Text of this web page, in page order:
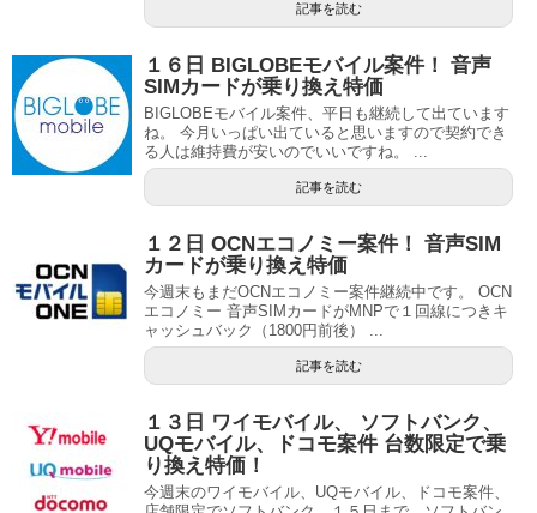
記事を読む
１６日 BIGLOBEモバイル案件！ 音声
SIMカードが乗り換え特価
BIGLOBEモバイル案件、平日も継続して出ています
ね。 今月いっぱい出ていると思いますので契約でき
る人は維持費が安いのでいいですね。 ...
記事を読む
１２日 OCNエコノミー案件！ 音声SIM
カードが乗り換え特価
今週末もまだOCNエコノミー案件継続中です。 OCN
エコノミー 音声SIMカードがMNPで１回線につきキ
ャッシュバック（1800円前後） ...
記事を読む
１３日 ワイモバイル、 ソフトバンク、
UQモバイル、ドコモ案件 台数限定で乗
り換え特価！
今週末のワイモバイル、UQモバイル、ドコモ案件、